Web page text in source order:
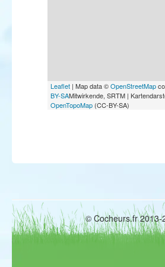
Leaflet | Map data ©OpenStreetMap
BY-SAMitwirkende, SRTM |
OpenTopoMap (CC-BY-SA)
© Cocheurs.fr 2013-